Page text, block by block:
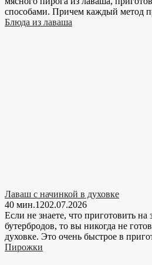
способами. Причем каждый метод
Блюда из лаваша
Лаваш с начинкой в духовке
40 мин.1202.07.2026
Если не знаете, что приготовить на
бутербродов, то вы никогда не
духовке. Это очень быстрое в
Пирожки